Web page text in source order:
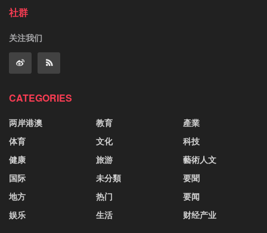
社群
关注我们
CATEGORIES
两岸港澳
体育
健康
国际
地方
娱乐
教育
文化
旅游
未分類
热门
生活
產業
科技
藝術人文
要聞
要闻
财经产业